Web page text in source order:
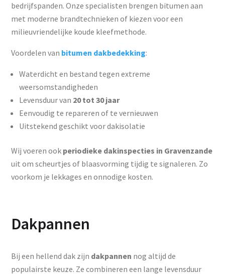
bedrijfspanden. Onze specialisten brengen bitumen aan
met moderne brandtechnieken of kiezen voor een
milieuvriendelijke koude kleefmethode.
Voordelen van bitumen dakbedekking:
Waterdicht en bestand tegen extreme
weersomstandigheden
Levensduur van 20 tot 30 jaar
Eenvoudig te repareren of te vernieuwen
Uitstekend geschikt voor dakisolatie
Wij voeren ook periodieke dakinspecties in Gravenzande
uit om scheurtjes of blaasvorming tijdig te signaleren. Zo
voorkom je lekkages en onnodige kosten.
Dakpannen
Bij een hellend dak zijn dakpannen nog altijd de
populairste keuze. Ze combineren een lange levensduur